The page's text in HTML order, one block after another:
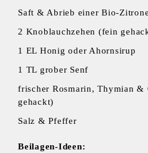
Saft & Abrieb einer Bio-Zitrone
2 Knoblauchzehen (fein
1 EL Honig oder Ahornsirup
1 TL grober Senf
frischer Rosmarin, Thymian &
gehackt)
Salz & Pfeffer
Beilagen-Ideen: